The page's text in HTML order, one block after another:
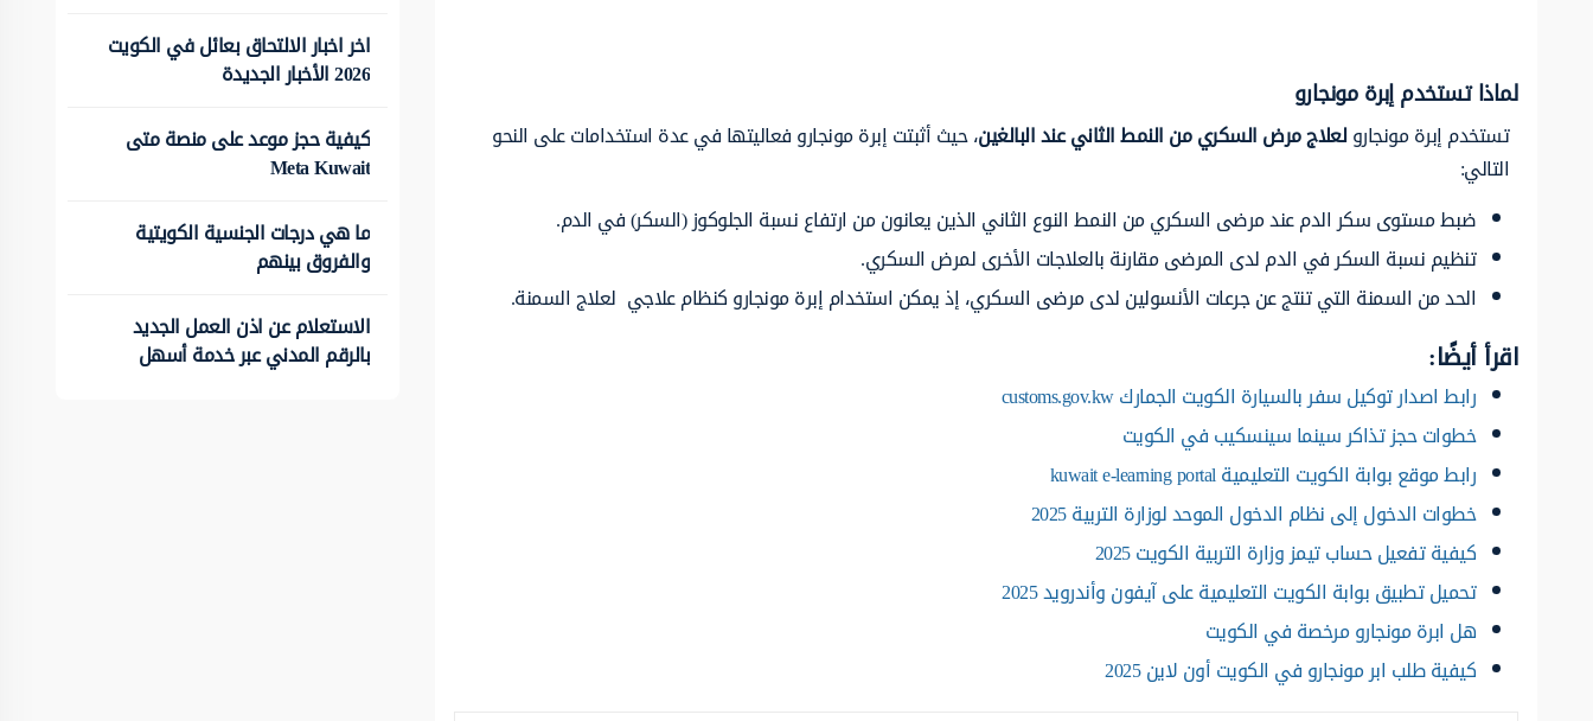
لماذا تستخدم إبرة مونجارو
تستخدم إبرة مونجارولعلاج مرض السكري من النمط الثاني عند البالغين، حيث أثبتت إبرة مونجارو فعاليتها في عدة استخدامات على النحو
التالي:
ضبط مستوى سكر الدم عند مرضى السكري من النمط النوع الثاني الذين يعانون من ارتفاع نسبة الجلوكوز (السكر) في الدم.
تنظيم نسبة السكر في الدم لدى المرضى مقارنة بالعلاجات الأخرى لمرض السكري.
الحد من السمنة التي تنتج عن جرعات الأنسولين لدى مرضى السكري، إذ يمكن استخدام إبرة مونجارو كنظام علاجي لعلاج السمنة.
اقرأ أيضًا:
رابط اصدار توكيل سفر بالسيارة الكويت الجمارك customs.gov.kw
خطوات حجز تذاكر سينما سينسكيب في الكويت
رابط موقع بوابة الكويت التعليمية kuwait e-learning portal
خطوات الدخول إلى نظام الدخول الموحد لوزارة التربية 2025
كيفية تفعيل حساب تيمز وزارة التربية الكويت 2025
تحميل تطبيق بوابة الكويت التعليمية على آيفون وأندرويد 2025
هل ابرة مونجارو مرخصة في الكويت
كيفية طلب ابر مونجارو في الكويت أون لاين 2025
اخر اخبار الالتحاق بعائل في الكويت
2026 الأخبار الجديدة
كيفية حجز موعد على منصة متى
Meta Kuwait
ما هي درجات الجنسية الكويتية
والفروق بينهم
الاستعلام عن اذن العمل الجديد
بالرقم المدني عبر خدمة أسهل